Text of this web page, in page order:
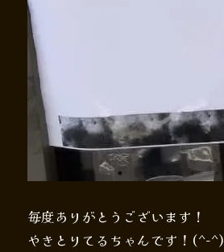
毎度ありがとうございます！
やきとりてるちゃんです！(^-^)